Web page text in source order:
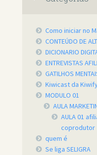
Como iniciar no
CONTEÚDO DE
DICIONARIO
ENTREVISTAS
GATILHOS
Kiwicast da
MODULO 01
AULA
AULA 01
coprodutor
quem é
Se liga SELIGRA